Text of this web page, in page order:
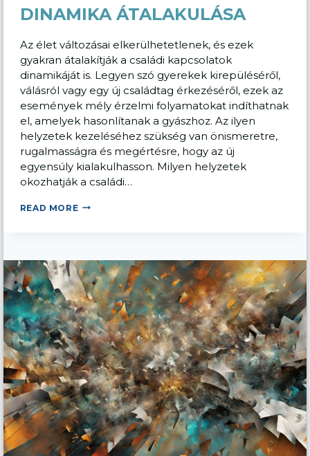
DINAMIKA ÁTALAKULÁSA
Az élet változásai elkerülhetetlenek, és ezek
gyakran átalakítják a családi kapcsolatok
dinamikáját is. Legyen szó gyerekek kirepüléséről,
válásról vagy egy új családtag érkezéséről, ezek az
események mély érzelmi folyamatokat indíthatnak
el, amelyek hasonlítanak a gyászhoz. Az ilyen
helyzetek kezeléséhez szükség van önismeretre,
rugalmasságra és megértésre, hogy az új
egyensúly kialakulhasson. Milyen helyzetek
okozhatják a családi…
READ MOREKAPCSOLATRENDSZEREK
ÁTALAKULÁSA